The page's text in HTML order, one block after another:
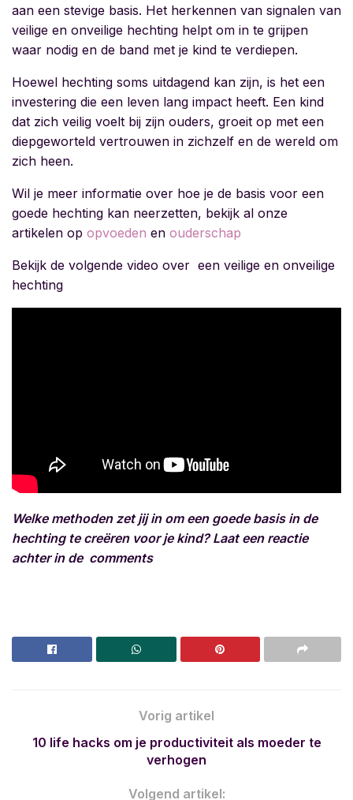
aan een stevige basis. Het herkennen van signalen van
veilige en onveilige hechting helpt om in te grijpen
waar nodig en de band met je kind te verdiepen.
Hoewel hechting soms uitdagend kan zijn, is het een
investering die een leven lang impact heeft. Een kind
dat zich veilig voelt bij zijn ouders, groeit op met een
diepgeworteld vertrouwen in zichzelf en de wereld om
zich heen.
Wil je meer informatie over hoe je de basis voor een
goede hechting kan neerzetten, bekijk al onze
artikelen op opvoeden en ouderschap
Bekijk de volgende video over een veilige en onveilige
hechting
Welke methoden zet jij in om een goede basis in de
hechting te creëren voor je kind? Laat een reactie
achter in de comments
Vorig artikel
10 life hacks om je productiviteit als moeder te
verhogen
Volgend artikel: